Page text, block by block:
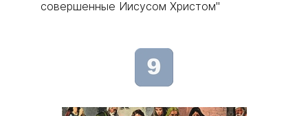
совершенные Иисусом Христом"